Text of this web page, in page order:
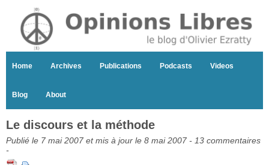
Home Archives Publications Podcasts Videos
Blog About
Le discours et la méthode
Publié le 7 mai 2007 et mis à jour le 8 mai 2007 - 13 commentaires
-